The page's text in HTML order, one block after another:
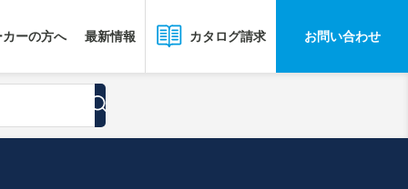
ーの方へ 最新情報 カタログ請求 お問い合わせ